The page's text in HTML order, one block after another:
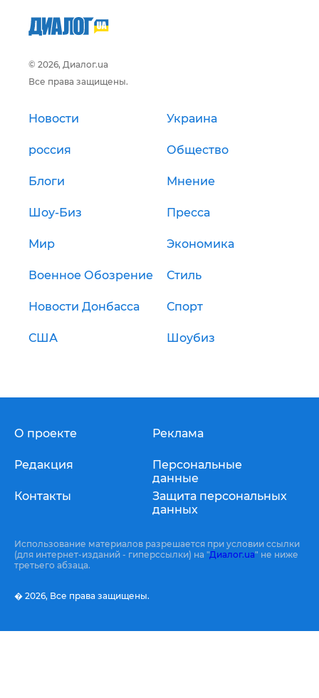
© 2026, Диалог.ua
Все права защищены.
Новости Украина
россия Общество
Блоги Мнение
Шоу-Биз Пресса
Мир Экономика
Военное Обозрение Стиль
Новости Донбасса Спорт
США Шоубиз
О проекте
Редакция
Контакты
Реклама
Персональные
данные
Защита персональных
данных
Использование материалов разрешается при условии ссылки
(для интернет-изданий - гиперссылки) на "Диалог.ua" не ниже
третьего абзаца.
� 2026, Все права защищены.